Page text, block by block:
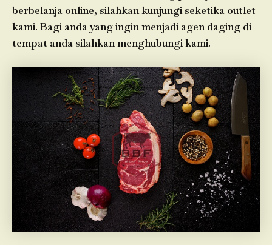
berbelanja online, silahkan kunjungi seketika outlet
kami. Bagi anda yang ingin menjadi agen daging di
tempat anda silahkan menghubungi kami.